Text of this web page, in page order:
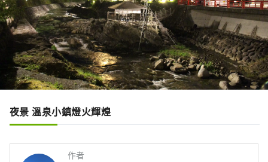
夜景 溫泉小鎮燈火輝煌
作者